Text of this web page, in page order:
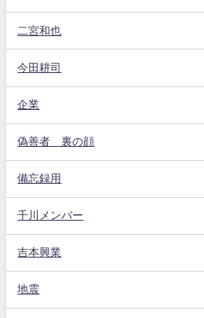
二宮和也
今田耕司
企業
偽善者 裏の顔
備忘録用
千川メンバー
吉本興業
地震